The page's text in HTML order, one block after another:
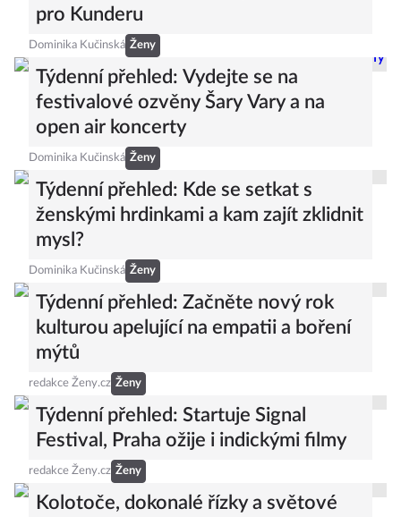
pro Kunderu
Dominika Kučinská Ženy
Týdenní přehled: Vydejte se na
festivalové ozvěny Šary Vary a na
open air koncerty
Dominika Kučinská Ženy
Týdenní přehled: Kde se setkat s
ženskými hrdinkami a kam zajít zklidnit
mysl?
Dominika Kučinská Ženy
Týdenní přehled: Začněte nový rok
kulturou apelující na empatii a boření
mýtů
redakce Ženy.cz Ženy
Týdenní přehled: Startuje Signal
Festival, Praha ožije i indickými filmy
redakce Ženy.cz Ženy
Kolotoče, dokonalé řízky a světové